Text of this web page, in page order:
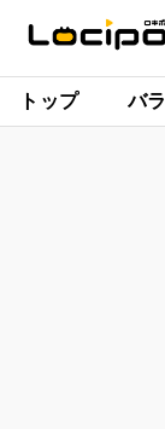
トップ バ